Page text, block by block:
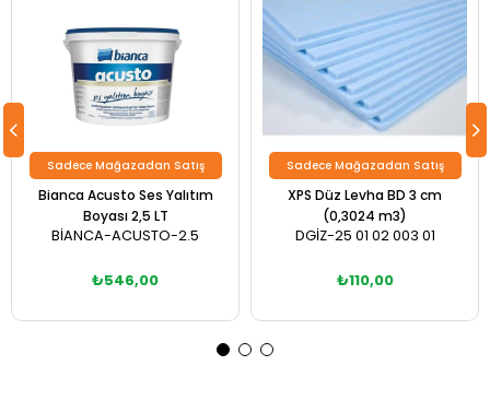
Bianca Acusto Ses Yalıtım
Boyası 2,5 LT
BİANCA-ACUSTO-2.5
₺546,00
Sadece Mağazadan Satış
XPS Düz Levha BD 3 cm
(0,3024 m3)
DGİZ-25 01 02 003 01
₺110,00
Sadece Mağazadan Satış